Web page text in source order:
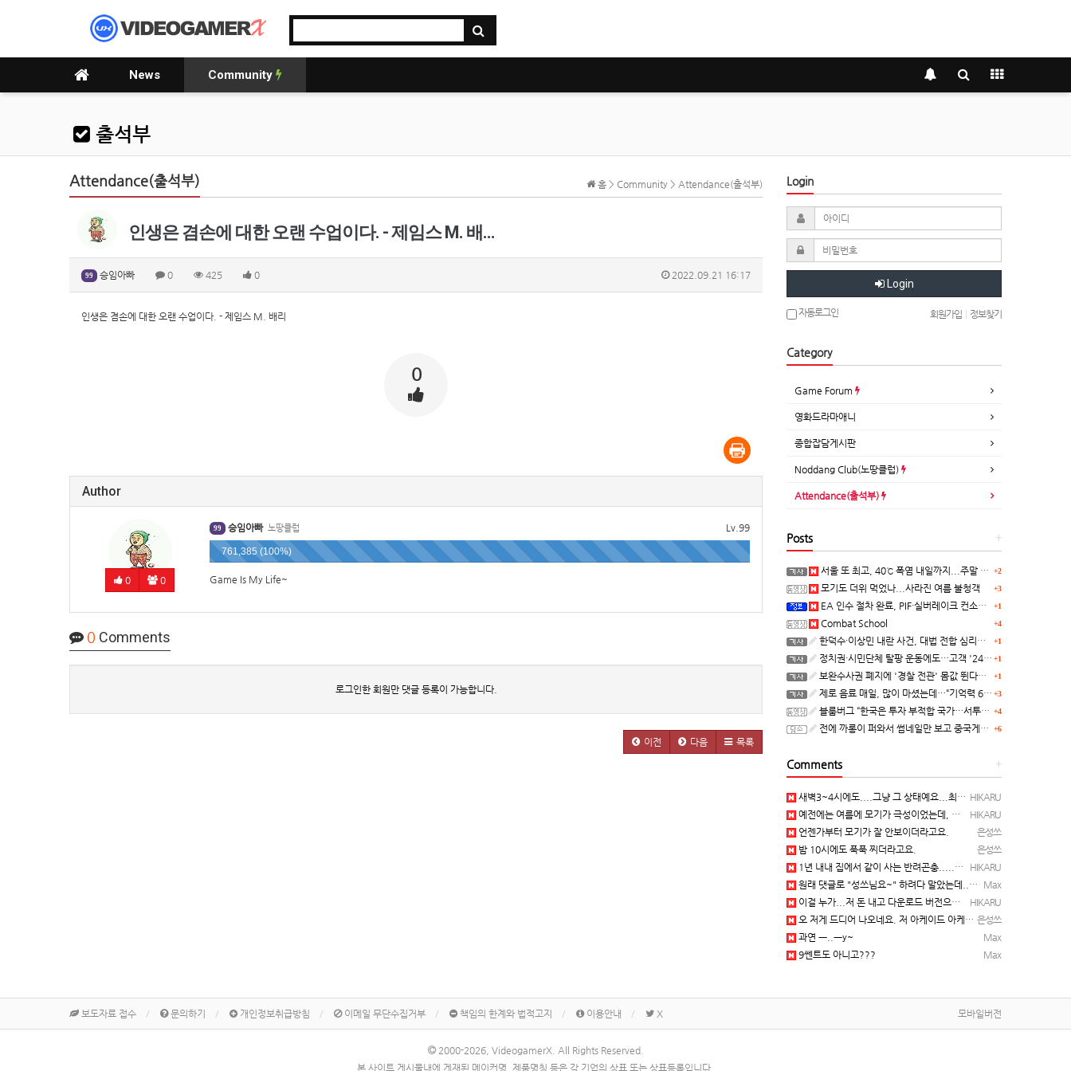
News Community
출석부
홈 > Community > Attendance(출석부)
Attendance(출석부)
인생은 겸손에 대한 오랜 수업이다. - 제임스 M. 배…
99 승임아빠 0 425 0 2022.09.21 16:17
인생은 겸손에 대한 오랜 수업이다. - 제임스 M. 배리
0
Author
0 0
Lv.99
99 승임아빠 노땅클럽
761,385 (100%)
Game Is My Life~
0 Comments
로그인한 회원만 댓글 등록이 가능합니다.
이전 다음 목록
Login
Login
자동로그인 회원가입 정보찾기
Category
Game Forum
영화드라마애니
종합잡담게시판
Noddang Club(노땅클럽)
Attendance(출석부)
+
Posts
+2
서울 또 최고, 40℃ 폭염 내일까지...주말 동쪽 비바람
+3
모기도 더위 먹었나...사라진 여름 불청객
+1
EA 인수 절차 완료, PIF·실버레이크 컨소시엄 산하 편입
+4
Combat School
+1
한덕수·이상민 내란 사건, 대법 전합 심리…"역사적 사법평가"(종합)
+1
정치권·시민단체 탈팡 운동에도…고객 '2470만명' 원상 회복, "고물가에 돌팡"
+1
보완수사권 폐지에 '경찰 전관' 몸값 뛴다…대형 로펌 영입전쟁
+3
제로 음료 매일, 많이 마셨는데…“기억력 62% 더 빨리 떨어진다
+4
블룸버그 “한국은 투자 부적합 국가…서투른 정책이 투자자에게 트라우마”
+6
전에 까롱이 퍼와서 썸네일만 보고 중국게임?으로 오해했던
+
Comments
HIKARU
새벽3~4시에도....그냥 그 상태예요...최근 1주일은....
HIKARU
예전에는 여름에 모기가 극성이었는데, 여름에는 안나오는 것 같은.....ㅎ ㅎ)
은성쓰
언젠가부터 모기가 잘 안보이더라고요.
은성쓰
밤 10시에도 푹푹 찌더라고요.
HIKARU
1년 내내 집에서 같이 사는 반려곤충.....이죠...
Max
원래 댓글로 "성쓰님요~" 하려다 말았는데... 본인 등판 ㅡ..ㅡy~
HIKARU
이걸 누가...저 돈 내고 다운로드 버전으로 하냐... 성쓰님이 계셨다!!!...
은성쓰
오 저게 드디어 나오네요. 저 아케이드 아케이브즈 게임 많이 샀는데요 ㅎㅎㅎ
Max
과연 ㅡ..ㅡy~
Max
9쎈트도 아니고???
보도자료 접수 문의하기 개인정보취급방침 이메일 무단수집거부 책임의 한계와 법적고지 이용안내 X 모바일버전
2000-2026, VideogamerX. All Rights Reserved.
본 사이트 게시물내에 게재된 메이커명, 제품명칭 등은 각 기업의 상표 또는 상표등록입니다.